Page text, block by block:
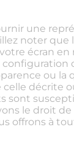
une
noter
écran
ou
décrite
sont
le droit
offrons à